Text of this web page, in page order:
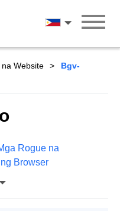
Wikang Filipino
Website
Bgv-
Rogue na
Browser